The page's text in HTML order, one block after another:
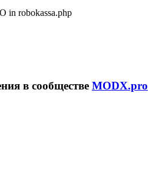
in robokassa.php
в сообществе MODX.pro